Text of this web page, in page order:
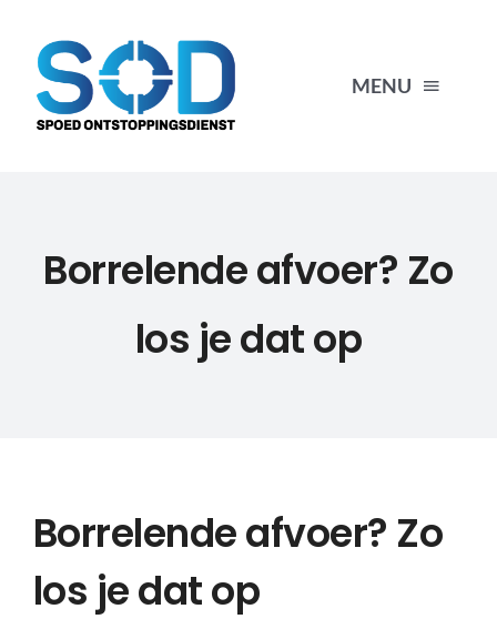
inhoud
MENU
VERSTOPPINGEN
ONTSTOPPEN
Borrelende afvoer? Zo
los je dat op
Borrelende afvoer? Zo
los je dat op